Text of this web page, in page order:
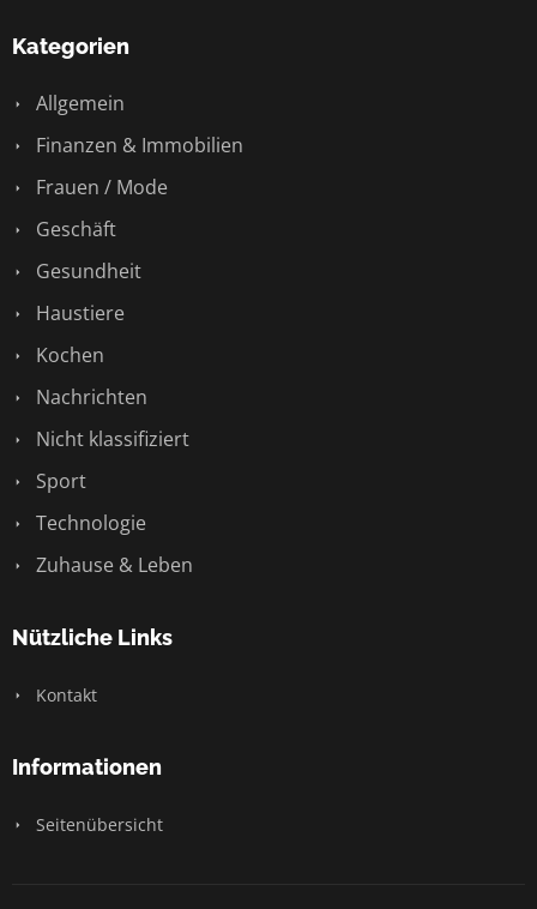
Kategorien
Allgemein
Finanzen & Immobilien
Frauen / Mode
Geschäft
Gesundheit
Haustiere
Kochen
Nachrichten
Nicht klassifiziert
Sport
Technologie
Zuhause & Leben
Nützliche Links
Kontakt
Informationen
Seitenübersicht